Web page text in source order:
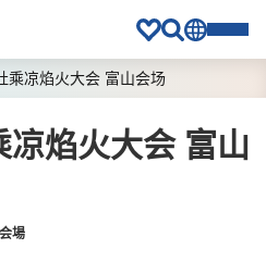
乘凉焰火大会 富山会场
凉焰火大会 富山
場